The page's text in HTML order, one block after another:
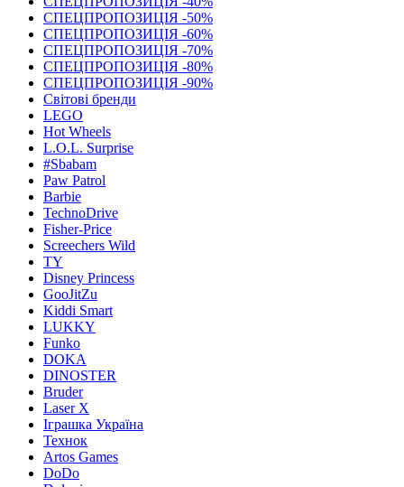
СПЕЦПРОПОЗИЦІЯ -50%
СПЕЦПРОПОЗИЦІЯ -60%
СПЕЦПРОПОЗИЦІЯ -70%
СПЕЦПРОПОЗИЦІЯ -80%
СПЕЦПРОПОЗИЦІЯ -90%
Світові бренди
LEGO
Hot Wheels
L.O.L. Surprise
#Sbabam
Paw Patrol
Barbie
TechnoDrive
Fisher-Price
Screechers Wild
TY
Disney Princess
GooJitZu
Kiddi Smart
LUKKY
Funko
DOKA
DINOSTER
Bruder
Laser X
Іграшка Україна
Технок
Artos Games
DoDo